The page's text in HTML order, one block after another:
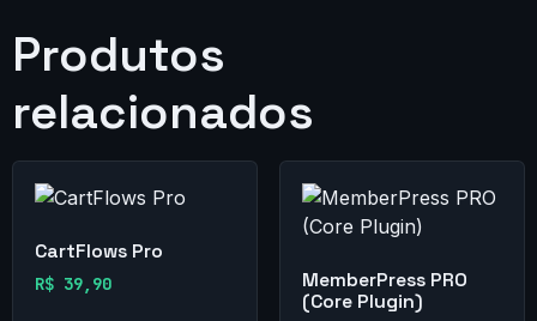
Produtos
relacionados
CartFlows Pro
R$ 39,90
MemberPress PRO
(Core Plugin)